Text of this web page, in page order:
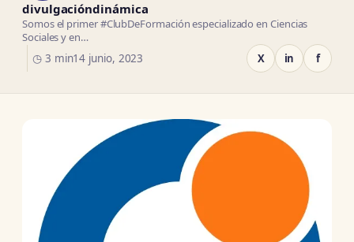
divulgacióndinámica
Somos el primer #ClubDeFormación especializado en Ciencias
Sociales y en…
◷ 3 min14 junio, 2023 X in f